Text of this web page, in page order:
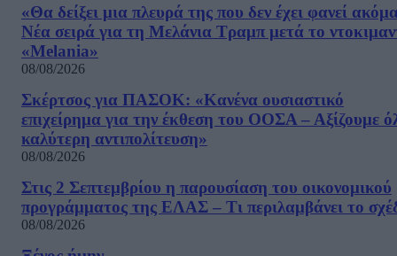
«Θα δείξει μια πλευρά της που δεν έχει φανεί
Νέα σειρά για τη Μελάνια Τραμπ μετά το
«Melania»
08/08/2026
Σκέρτσος για ΠΑΣΟΚ: «Κανένα ουσιαστικό
επιχείρημα για την έκθεση του ΟΟΣΑ – Αξίζουμε
καλύτερη αντιπολίτευση»
08/08/2026
Στις 2 Σεπτεμβρίου η παρουσίαση του οικονομικού
προγράμματος της ΕΛΑΣ – Τι περιλαμβάνει το
08/08/2026